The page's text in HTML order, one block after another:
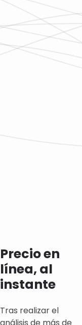
Precio en
línea, al
instante
Tras realizar el